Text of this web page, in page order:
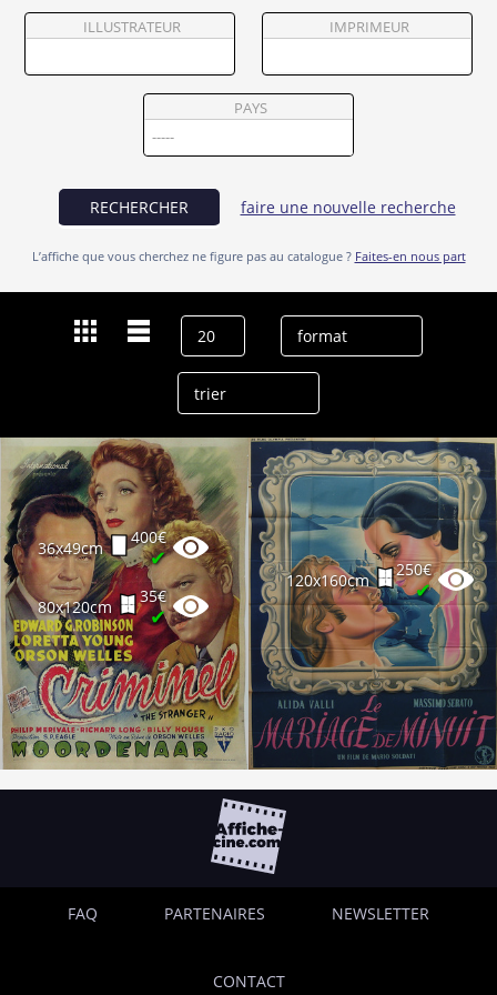
Vendre
ILLUSTRATEUR IMPRIMEUR
PAYS
RECHERCHER faire une nouvelle recherche
L’affiche que vous cherchez ne figure pas au catalogue ? Faites-en nous part
36x49cm
400€
✔
80x120cm
35€
✔
120x160cm
250€
✔
FAQ PARTENAIRES NEWSLETTER
CONTACT